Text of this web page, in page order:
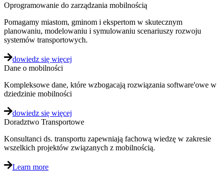
Oprogramowanie do zarządzania mobilnością
Pomagamy miastom, gminom i ekspertom w skutecznym
planowaniu, modelowaniu i symulowaniu scenariuszy rozwoju
systemów transportowych.
dowiedz się więcej
Dane o mobilności
Kompleksowe dane, które wzbogacają rozwiązania software'owe w
dziedzinie mobilności
dowiedz się więcej
Doradztwo Transportowe
Konsultanci ds. transportu zapewniają fachową wiedzę w zakresie
wszelkich projektów związanych z mobilnością.
Learn more